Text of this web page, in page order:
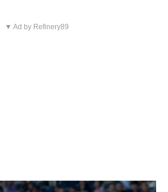
▼ Ad by Refinery89